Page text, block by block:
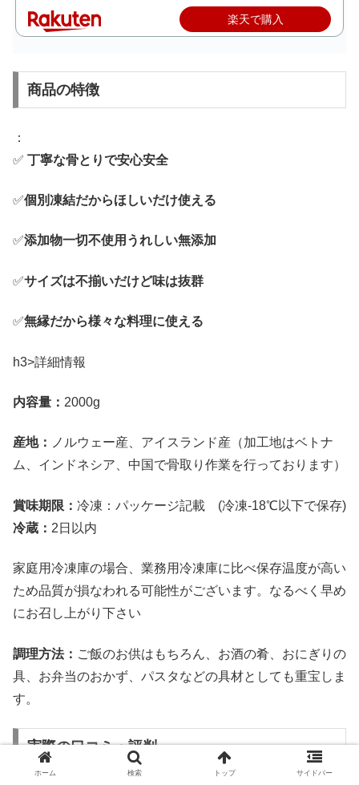
楽天で購入
商品の特徴
：
✅ 丁寧な骨とりで安心安全
✅個別凍結だからほしいだけ使える
✅添加物一切不使用うれしい無添加
✅サイズは不揃いだけど味は抜群
✅無縁だから様々な料理に使える
h3>詳細情報
内容量： 2000g
産地： ノルウェー産、アイスランド産（加工地はベトナ
ム、インドネシア、中国で骨取り作業を行っております）
賞味期限： 冷凍：パッケージ記載 (冷凍-18℃以下で保存)
冷蔵： 2日以内
家庭用冷凍庫の場合、業務用冷凍庫に比べ保存温度が高い
ため品質が損なわれる可能性がございます。なるべく早め
にお召し上がり下さい
調理方法： ご飯のお供はもちろん、お酒の肴、おにぎりの
具、お弁当のおかず、パスタなどの具材としても重宝しま
す。
実際の口コミ・評判
ホーム 検索 トップ サイドバー